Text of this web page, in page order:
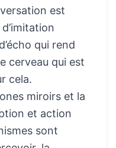
est
qui rend
cerveau qui est
cela.
miroirs et la
et action
sont